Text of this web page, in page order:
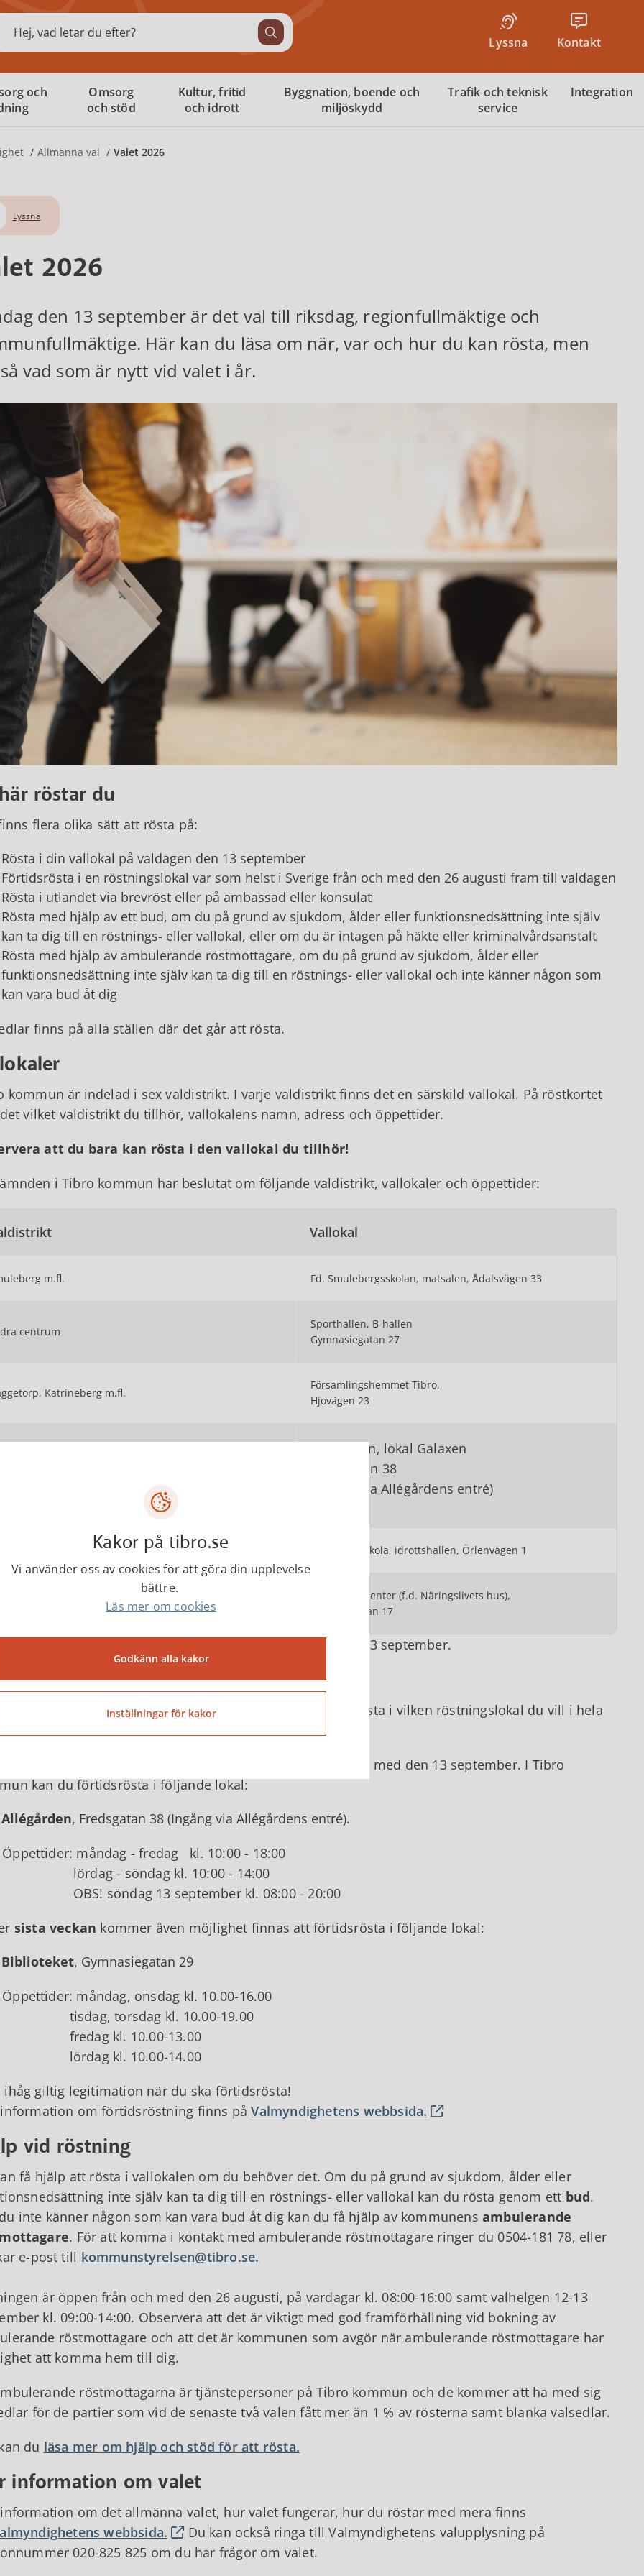
Lyssna Kontakt
och
Omsorg
och stöd
Kultur, fritid
och idrott
Byggnation, boende och
miljöskydd
Trafik och teknisk
service
Integration
Allmänna val Valet 2026
Lyssna
2026
den 13 september är det val till riksdag, regionfullmäktige och
Här kan du läsa om när, var och hur du kan rösta, men
vad som är nytt vid valet i år.
röstar du
flera olika sätt att rösta på:
Rösta i din vallokal på valdagen den 13 september
Förtidsrösta i en röstningslokal var som helst i Sverige från och med den 26 augusti fram till valdagen
Rösta i utlandet via brevröst eller på ambassad eller konsulat
Rösta med hjälp av ett bud, om du på grund av sjukdom, ålder eller funktionsnedsättning inte själv
kan ta dig till en röstnings- eller vallokal, eller om du är intagen på häkte eller kriminalvårdsanstalt
Rösta med hjälp av ambulerande röstmottagare, om du på grund av sjukdom, ålder eller
funktionsnedsättning inte själv kan ta dig till en röstnings- eller vallokal och inte känner någon som
kan vara bud åt dig
finns på alla ställen där det går att rösta.
kommun är indelad i sex valdistrikt. I varje valdistrikt finns det en särskild vallokal. På röstkortet
vilket valdistrikt du tillhör, vallokalens namn, adress och öppettider.
att du bara kan rösta i den vallokal du tillhör!
i Tibro kommun har beslutat om följande valdistrikt, vallokaler och öppettider:
Vallokal
m.fl. Fd. Smulebergsskolan, matsalen, Ådalsvägen 33
centrum
Sporthallen, B-hallen
Gymnasiegatan 27
Katrineberg m.fl.
Församlingshemmet Tibro,
Hjovägen 23
Allégården, lokal Galaxen
Fredsgatan 38
(Ingång via Allégårdens entré)
Ransberg m.fl. Ransbergs skola, idrottshallen, Örlenvägen 1
Kvarnhagen m.fl.
Kompetenscenter (f.d. Näringslivets hus),
Järnvägsgatan 17
vallokaler har öppet kl. 08.00 - 20.00 på valdagen den 13 september.
och röstningslokaler
du inte kan rösta i din vallokal på valdagen kan du förtidsrösta i vilken röstningslokal du vill i hela
pågår förtidsröstningen från och med den 26 augusti till och med den 13 september. I Tibro
kan du förtidsrösta i följande lokal:
Allégården, Fredsgatan 38 (Ingång via Allégårdens entré).
måndag - fredag kl. 10:00 - 18:00
- söndag kl. 10:00 - 14:00
söndag 13 september kl. 08:00 - 20:00
sista veckan kommer även möjlighet finnas att förtidsrösta i följande lokal:
Biblioteket, Gymnasiegatan 29
måndag, onsdag kl. 10.00-16.00
torsdag kl. 10.00-19.00
kl. 10.00-13.00
kl. 10.00-14.00
ihåg giltig legitimation när du ska förtidsrösta!
om förtidsröstning finns påValmyndighetens webbsida.
vid röstning
få hjälp att rösta i vallokalen om du behöver det. Om du på grund av sjukdom, ålder eller
inte själv kan ta dig till en röstnings- eller vallokal kan du rösta genom ett bud.
inte känner någon som kan vara bud åt dig kan du få hjälp av kommunens ambulerande
. För att komma i kontakt med ambulerande röstmottagare ringer du 0504-181 78, eller
e-post till kommunstyrelsen@tibro.se.
är öppen från och med den 26 augusti, på vardagar kl. 08:00-16:00 samt valhelgen 12-13
kl. 09:00-14:00. Observera att det är viktigt med god framförhållning vid bokning av
röstmottagare och att det är kommunen som avgör när ambulerande röstmottagare har
att komma hem till dig.
röstmottagarna är tjänstepersoner på Tibro kommun och de kommer att ha med sig
för de partier som vid de senaste två valen fått mer än 1 % av rösterna samt blanka valsedlar.
du läsa mer om hjälp och stöd för att rösta.
information om valet
om det allmänna valet, hur valet fungerar, hur du röstar med mera finns
webbsida.
Du kan också ringa till Valmyndighetens valupplysning på
020-825 825 om du har frågor om valet.
Kakor på tibro.se
Vi använder oss av cookies för att göra din upplevelse
bättre.
Läs mer om cookies
Godkänn alla kakor
Inställningar för kakor